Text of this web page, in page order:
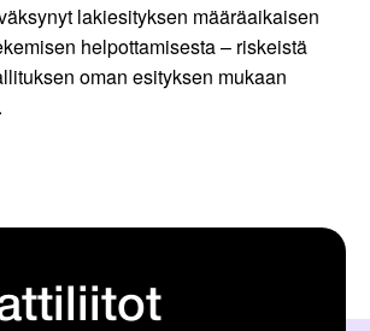
lakiesityksen määräaikaisen
helpottamisesta – riskeistä
oman esityksen mukaan